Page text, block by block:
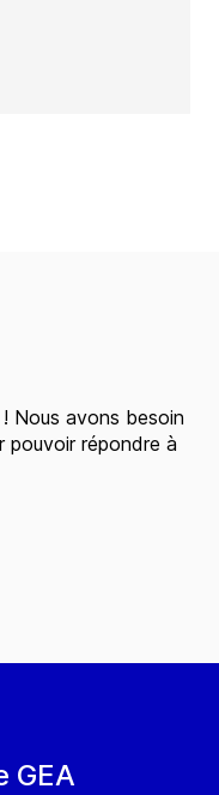
GEA
Nous avons besoin
pouvoir répondre à